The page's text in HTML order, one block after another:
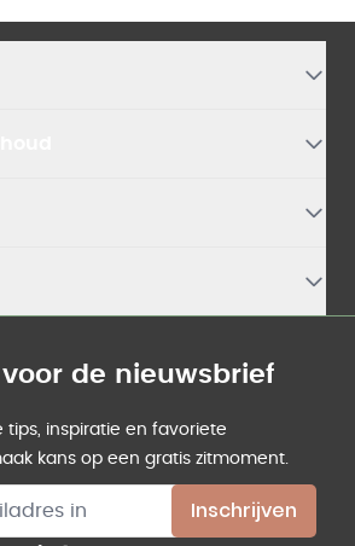
de nieuwsbrief
tips, inspiratie en favoriete
kans op een gratis zitmoment.
Inschrijven